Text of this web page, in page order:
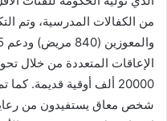
من الكفالات المدرسية، وتم
الإعاقات المتعددة من خلال
شخص معاق يستفيدون من